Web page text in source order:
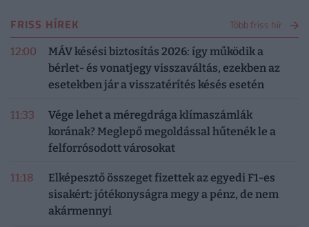
FRISS HÍREK Több friss hír
12:00
MÁV késési biztosítás 2026: így működik a
bérlet- és vonatjegy visszaváltás, ezekben az
esetekben jár a visszatérítés késés esetén
11:33
Vége lehet a méregdrága klímaszámlák
korának? Meglepő megoldással hűtenék le a
felforrósodott városokat
11:18
Elképesztő összeget fizettek az egyedi F1-es
sisakért: jótékonyságra megy a pénz, de nem
akármennyi